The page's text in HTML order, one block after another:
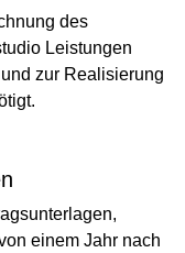
des
Leistungen
zur Realisierung
einem Jahr nach